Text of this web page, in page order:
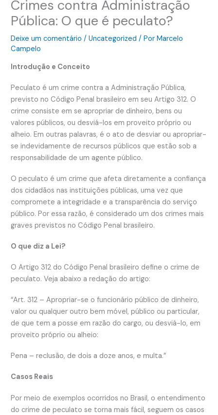
Crimes contra Administração
Pública: O que é peculato?
Deixe um comentário /Uncategorized / PorMarcelo
Campelo
Introdução e Conceito
Peculato é um crime contra a Administração Pública,
previsto no Código Penal brasileiro em seu Artigo 312. O
crime consiste em se apropriar de dinheiro, bens ou
valores públicos, ou desviá-los em proveito próprio ou
alheio. Em outras palavras, é o ato de desviar ou apropriar-
se indevidamente de recursos públicos que estão sob a
responsabilidade de um agente público.
O peculato é um crime que afeta diretamente a confiança
dos cidadãos nas instituições públicas, uma vez que
compromete a integridade e a transparência do serviço
público. Por essa razão, é considerado um dos crimes mais
graves previstos no Código Penal brasileiro.
O que diz a Lei?
O Artigo 312 do Código Penal brasileiro define o crime de
peculato. Veja abaixo a redação do artigo:
“Art. 312 – Apropriar-se o funcionário público de dinheiro,
valor ou qualquer outro bem móvel, público ou particular,
de que tem a posse em razão do cargo, ou desviá-lo, em
proveito próprio ou alheio:
Pena – reclusão, de dois a doze anos, e multa.”
Casos Reais
Por meio de exemplos ocorridos no Brasil, o entendimento
do crime de peculato se torna mais fácil, seguem os casos